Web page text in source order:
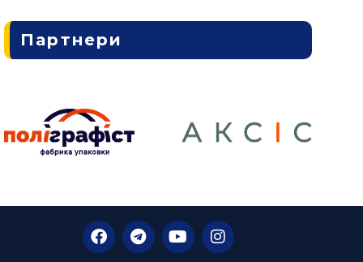
Партнери